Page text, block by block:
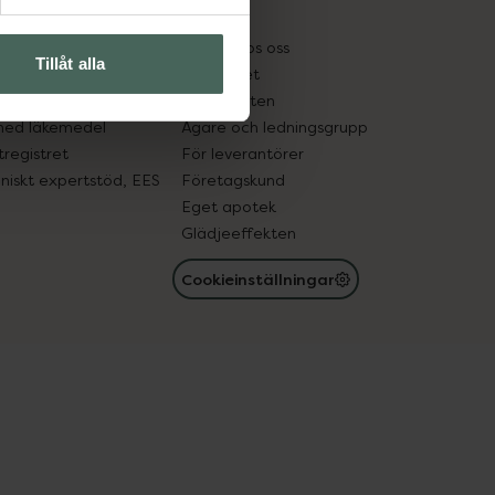
Tillåt alla
in gammal medicin
läkemedel
expertstöd, EES
Pressrum
Jobba hos oss
Hållbarhet
Samarbeten
Ägare och ledningsgrupp
För leverantörer
Företagskund
Eget apotek
Glädjeeffekten
Cookieinställningar